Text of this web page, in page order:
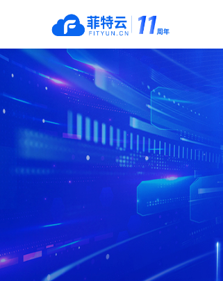
瑜伽管理系统
普拉提管理系统
功能介绍
在线订购